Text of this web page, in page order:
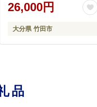
26,000円
大分県 竹田市
品